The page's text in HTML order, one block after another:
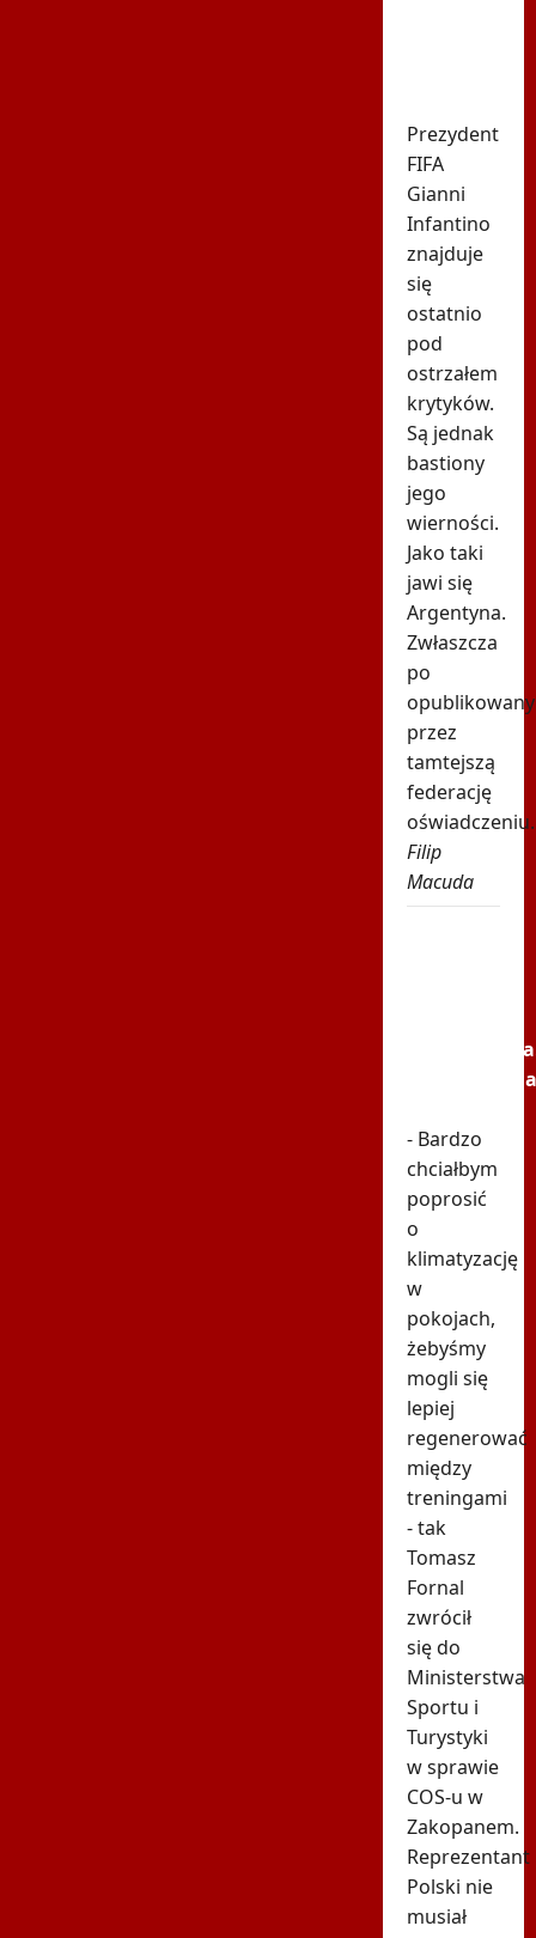
Prezydent
FIFA
Gianni
Infantino
znajduje
się
ostatnio
pod
ostrzałem
krytyków.
Są jednak
bastiony
jego
wierności.
Jako taki
jawi się
Argentyna.
Zwłaszcza
po
przez
tamtejszą
federację
oświadczeniu.
Filip
Macuda
Błyskawiczna
- Bardzo
chciałbym
poprosić
o
klimatyzację
w
pokojach,
żebyśmy
mogli się
lepiej
regenerować
między
treningami
- tak
Tomasz
Fornal
zwrócił
się do
Ministerstwa
Sportu i
Turystyki
w sprawie
COS-u w
Zakopanem.
Reprezentant
Polski nie
musiał